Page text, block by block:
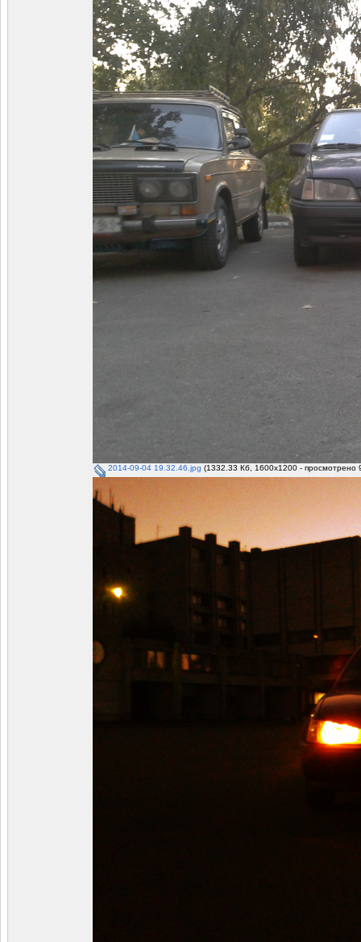
2014-09-04 19.32.46.jpg (1332.33 Кб, 1600x1200 - просмотрено